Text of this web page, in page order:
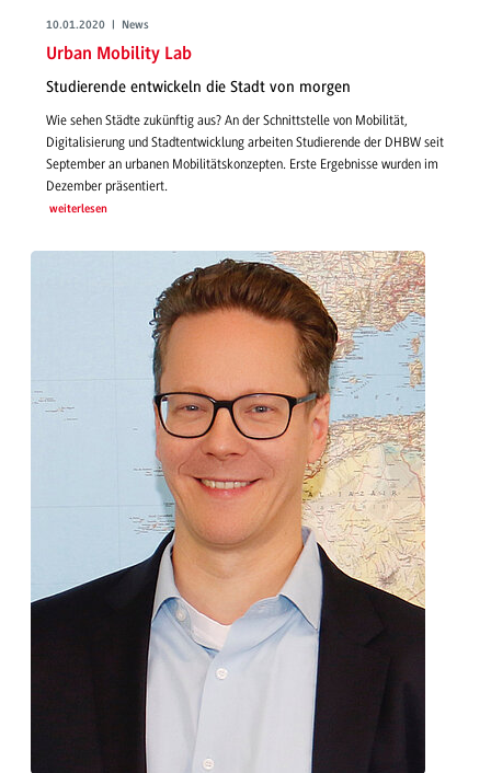
10.01.2020 | News
Urban Mobility Lab
Studierende entwickeln die Stadt von morgen
Wie sehen Städte zukünftig aus? An der Schnittstelle von Mobilität,
Digitalisierung und Stadtentwicklung arbeiten Studierende der DHBW seit
September an urbanen Mobilitätskonzepten. Erste Ergebnisse wurden im
Dezember präsentiert.
weiterlesen